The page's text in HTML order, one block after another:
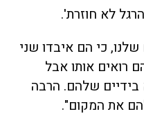
לא חוזרת'.
כי הם איבדו שני
רואים אותו אבל
בידיים שלהם. הרבה
את המקום".